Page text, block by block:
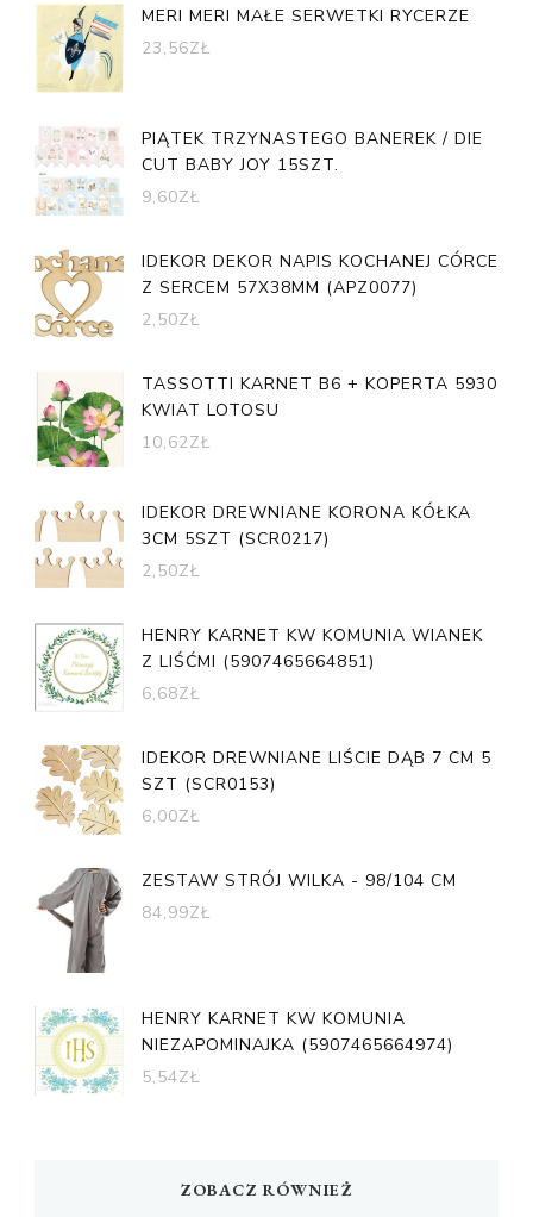
MERI MERI MAŁE SERWETKI RYCERZE
23,56ZŁ
PIĄTEK TRZYNASTEGO BANEREK / DIE
CUT BABY JOY 15SZT.
9,60ZŁ
IDEKOR DEKOR NAPIS KOCHANEJ CÓRCE
Z SERCEM 57X38MM (APZ0077)
2,50ZŁ
TASSOTTI KARNET B6 + KOPERTA 5930
KWIAT LOTOSU
10,62ZŁ
IDEKOR DREWNIANE KORONA KÓŁKA
3CM 5SZT (SCR0217)
2,50ZŁ
HENRY KARNET KW KOMUNIA WIANEK
Z LIŚĆMI (5907465664851)
6,68ZŁ
IDEKOR DREWNIANE LIŚCIE DĄB 7 CM 5
SZT (SCR0153)
6,00ZŁ
ZESTAW STRÓJ WILKA - 98/104 CM
84,99ZŁ
HENRY KARNET KW KOMUNIA
NIEZAPOMINAJKA (5907465664974)
5,54ZŁ
ZOBACZ RÓWNIEŻ